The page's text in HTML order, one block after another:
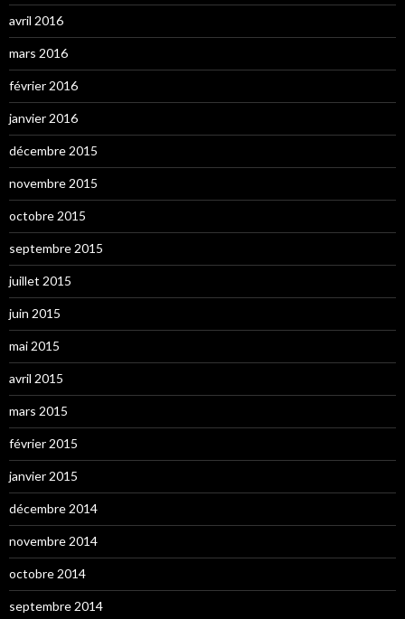
avril 2016
mars 2016
février 2016
janvier 2016
décembre 2015
novembre 2015
octobre 2015
septembre 2015
juillet 2015
juin 2015
mai 2015
avril 2015
mars 2015
février 2015
janvier 2015
décembre 2014
novembre 2014
octobre 2014
septembre 2014